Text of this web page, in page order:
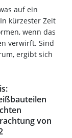
auf ein
kürzester Zeit
wenn das
verwirft. Sind
ergibt sich
von